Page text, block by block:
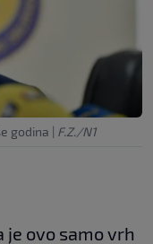
godina | F.Z./N1
je ovo samo vrh